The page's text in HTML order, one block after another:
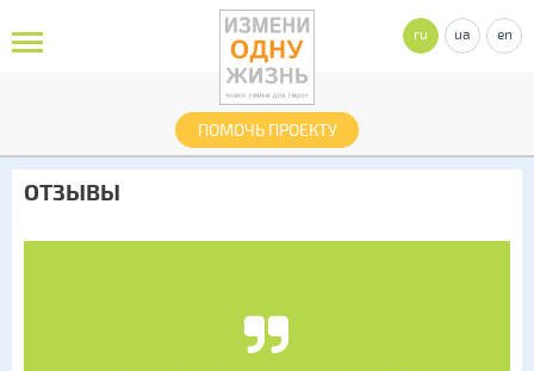
ПОМОЧЬ ПРОЕКТУ
ru ua en
ОТЗЫВЫ